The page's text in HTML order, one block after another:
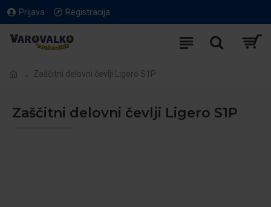
Prijava Registracija
Zaščitni delovni čevlji Ligero S1P
Zaščitni delovni čevlji Ligero S1P